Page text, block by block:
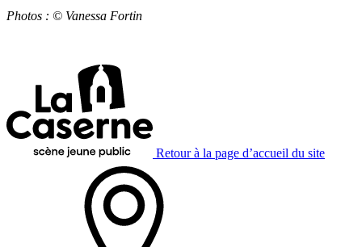
Photos : © Vanessa Fortin
Retour à la page d’accueil du site